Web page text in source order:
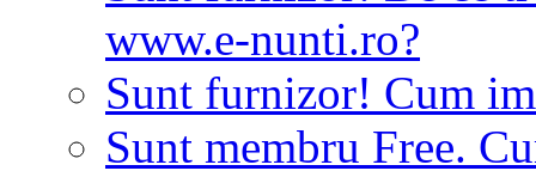
www.e-nunti.ro?
Sunt furnizor! Cum
Sunt membru Free.